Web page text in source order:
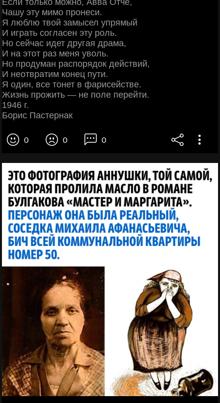
Чашу эту мимо пронеси.
Я люблю твой замысел упрямый
И играть согласен эту роль.
Но сейчас идет другая драма,
И на этот раз меня уволь.
Но продуман распорядок действий,
И неотвратим конец пути.
Я один, все тонет в фарисействе.
Жизнь прожить — не поле перейти.
1946 г.
Борис Пастернак
0 0 0